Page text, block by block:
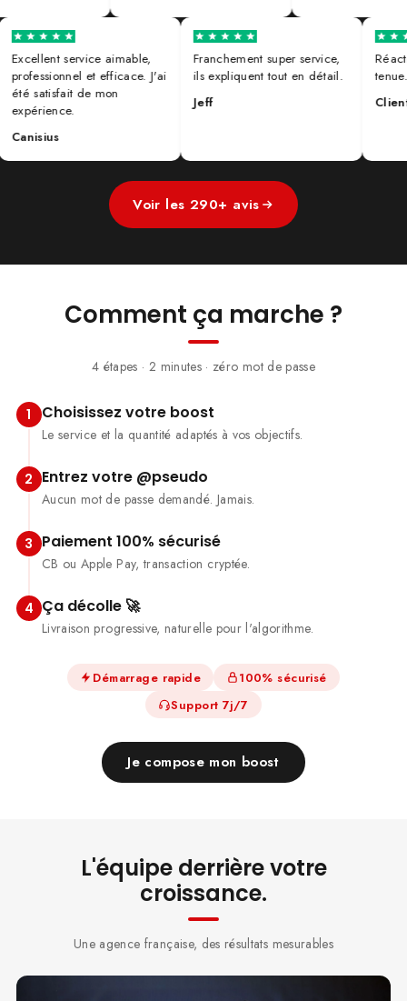
Excellent service aimable,
professionnel et efficace. J'ai
été satisfait de mon
expérience.
Canisius
Franchement super service,
ils expliquent tout en détail.
Jeff
Voir les 290+ avis
Comment ça marche ?
4 étapes · 2 minutes · zéro mot de passe
1 Choisissez votre boost
Le service et la quantité adaptés à vos objectifs.
2 Entrez votre @pseudo
Aucun mot de passe demandé. Jamais.
3 Paiement 100% sécurisé
CB ou Apple Pay, transaction cryptée.
4 Ça décolle 🚀
Livraison progressive, naturelle pour l'algorithme.
Démarrage rapide
100% sécurisé
Support 7j/7
Je compose mon boost
L'équipe derrière votre
croissance.
Une agence française, des résultats mesurables